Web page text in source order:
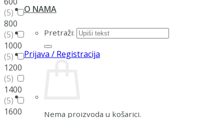
O NAMA
Pretraži:
Prijava / Registracija
Nema proizvoda u košarici.
(5)
800
(5)
1000
(5)
1200
(5)
1400
(5)
1600